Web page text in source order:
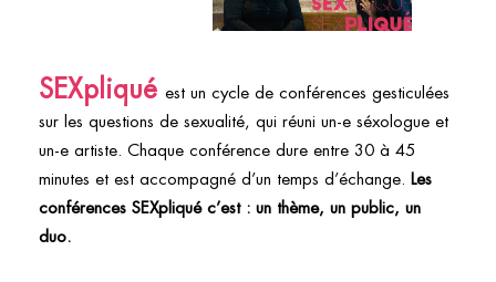
SEXpliqué est un cycle de conférences gesticulées
sur les questions de sexualité, qui réuni un-e séxologue et
un-e artiste. Chaque conférence dure entre 30 à 45
minutes et est accompagné d’un temps d’échange.
Les
conférences SEXpliqué c’est : un thème, un public, un
duo.